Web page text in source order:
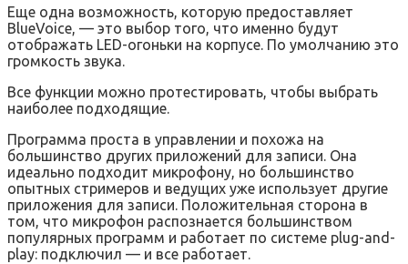
Еще одна возможность, которую предоставляет
BlueVoice, — это выбор того, что именно будут
отображать LED-огоньки на корпусе. По умолчанию это
громкость звука.
Все функции можно протестировать, чтобы выбрать
наиболее подходящие.
Программа проста в управлении и похожа на
большинство других приложений для записи. Она
идеально подходит микрофону, но большинство
опытных стримеров и ведущих уже использует другие
приложения для записи. Положительная сторона в
том, что микрофон распознается большинством
популярных программ и работает по системе plug-and-
play: подключил — и все работает.